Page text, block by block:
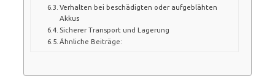
Verhalten bei beschädigten oder aufgeblähten
Akkus
Sicherer Transport und Lagerung
Ähnliche Beiträge: